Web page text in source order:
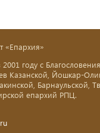
«Епархия»
году с Благословения
Казанской, Йошкар-
Барнаульской,
епархий РПЦ.